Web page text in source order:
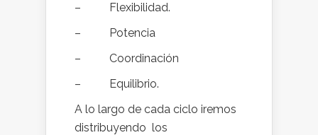
– Flexibilidad.
– Potencia
– Coordinación
– Equilibrio.
A lo largo de cada ciclo iremos
distribuyendo los